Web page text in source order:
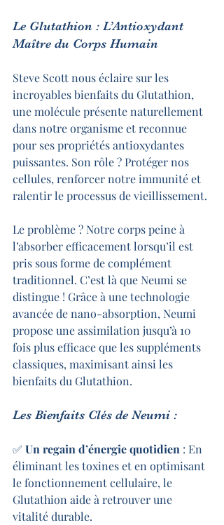
Le Glutathion : L’Antioxydant
Maître du Corps Humain
Steve Scott nous éclaire sur les
incroyables bienfaits du Glutathion,
une molécule présente naturellement
dans notre organisme et reconnue
pour ses propriétés antioxydantes
puissantes. Son rôle ? Protéger nos
cellules, renforcer notre immunité et
ralentir le processus de vieillissement.
Le problème ? Notre corps peine à
l’absorber efficacement lorsqu’il est
pris sous forme de complément
traditionnel. C’est là que Neumi se
distingue ! Grâce à une technologie
avancée de nano-absorption, Neumi
propose une assimilation jusqu’à 10
fois plus efficace que les suppléments
classiques, maximisant ainsi les
bienfaits du Glutathion.
Les Bienfaits Clés de Neumi :
✅ Un regain d’énergie quotidien : En
éliminant les toxines et en optimisant
le fonctionnement cellulaire, le
Glutathion aide à retrouver une
vitalité durable.